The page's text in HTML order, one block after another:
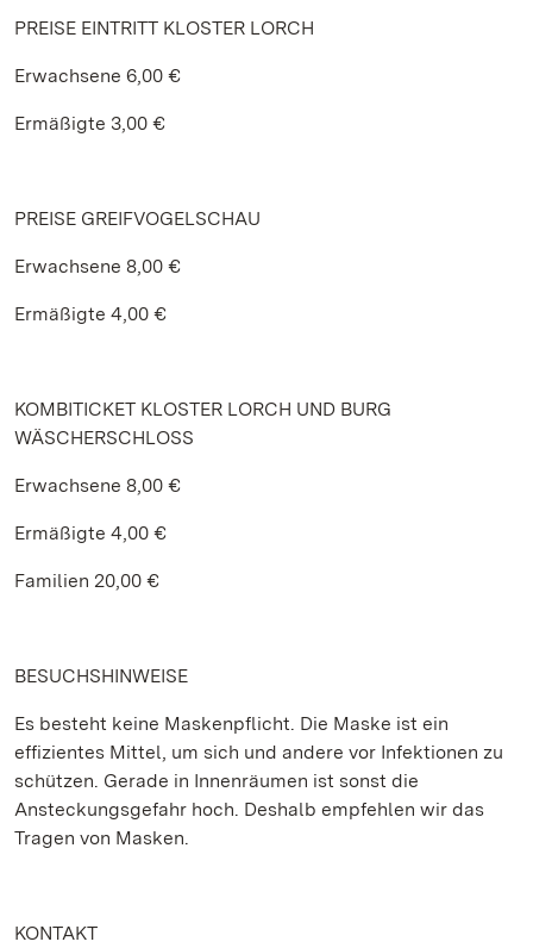
PREISE EINTRITT KLOSTER LORCH
Erwachsene 6,00 €
Ermäßigte 3,00 €
PREISE GREIFVOGELSCHAU
Erwachsene 8,00 €
Ermäßigte 4,00 €
KOMBITICKET KLOSTER LORCH UND BURG
WÄSCHERSCHLOSS
Erwachsene 8,00 €
Ermäßigte 4,00 €
Familien 20,00 €
BESUCHSHINWEISE
Es besteht keine Maskenpflicht. Die Maske ist ein
effizientes Mittel, um sich und andere vor Infektionen zu
schützen. Gerade in Innenräumen ist sonst die
Ansteckungsgefahr hoch. Deshalb empfehlen wir das
Tragen von Masken.
KONTAKT